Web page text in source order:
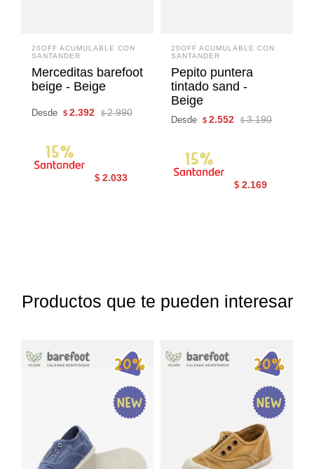
20OFF ACUMULABLE CON
SANTANDER
Merceditas barefoot
beige - Beige
Desde $ 2.392 $ 2.990
$ 2.033
20OFF ACUMULABLE CON
SANTANDER
Pepito puntera
tintado sand -
Beige
Desde $ 2.552 $ 3.190
$ 2.169
Productos que te pueden interesar